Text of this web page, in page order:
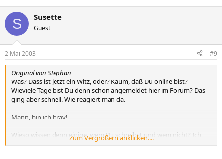
S Susette
Guest
2 Mai 2003 #9
Original von Stephan
Was? Dass ist jetzt ein Witz, oder? Kaum, daß Du online bist?
Wieviele Tage bist Du denn schon angemeldet hier im Forum? Das
ging aber schnell. Wie reagiert man da.
Mann, bin ich brav!
Wieso wissen denn einige, wem Du schreibst und wem nicht? Ich
muss mich schon wundern, was hier im Hintergrund passiert. Der
Zum Vergrößern anklicken....